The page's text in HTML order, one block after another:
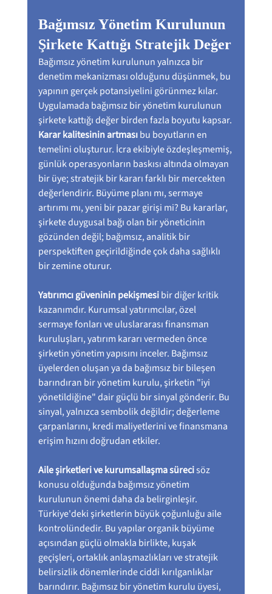
Bağımsız Yönetim Kurulunun
Şirkete Kattığı Stratejik Değer
Bağımsız yönetim kurulunun yalnızca bir
denetim mekanizması olduğunu düşünmek, bu
yapının gerçek potansiyelini görünmez kılar.
Uygulamada bağımsız bir yönetim kurulunun
şirkete kattığı değer birden fazla boyutu kapsar.
Karar kalitesinin artması bu boyutların en
temelini oluşturur. İcra ekibiyle özdeşleşmemiş,
günlük operasyonların baskısı altında olmayan
bir üye; stratejik bir kararı farklı bir mercekten
değerlendirir. Büyüme planı mı, sermaye
artırımı mı, yeni bir pazar girişi mi? Bu kararlar,
şirkete duygusal bağı olan bir yöneticinin
gözünden değil; bağımsız, analitik bir
perspektiften geçirildiğinde çok daha sağlıklı
bir zemine oturur.
Yatırımcı güveninin pekişmesi bir diğer kritik
kazanımdır. Kurumsal yatırımcılar, özel
sermaye fonları ve uluslararası finansman
kuruluşları, yatırım kararı vermeden önce
şirketin yönetim yapısını inceler. Bağımsız
üyelerden oluşan ya da bağımsız bir bileşen
barındıran bir yönetim kurulu, şirketin "iyi
yönetildiğine" dair güçlü bir sinyal gönderir. Bu
sinyal, yalnızca sembolik değildir; değerleme
çarpanlarını, kredi maliyetlerini ve finansmana
erişim hızını doğrudan etkiler.
Aile şirketleri ve kurumsallaşma süreci söz
konusu olduğunda bağımsız yönetim
kurulunun önemi daha da belirginleşir.
Türkiye'deki şirketlerin büyük çoğunluğu aile
kontrolündedir. Bu yapılar organik büyüme
açısından güçlü olmakla birlikte, kuşak
geçişleri, ortaklık anlaşmazlıkları ve stratejik
belirsizlik dönemlerinde ciddi kırılganlıklar
barındırır. Bağımsız bir yönetim kurulu üyesi,